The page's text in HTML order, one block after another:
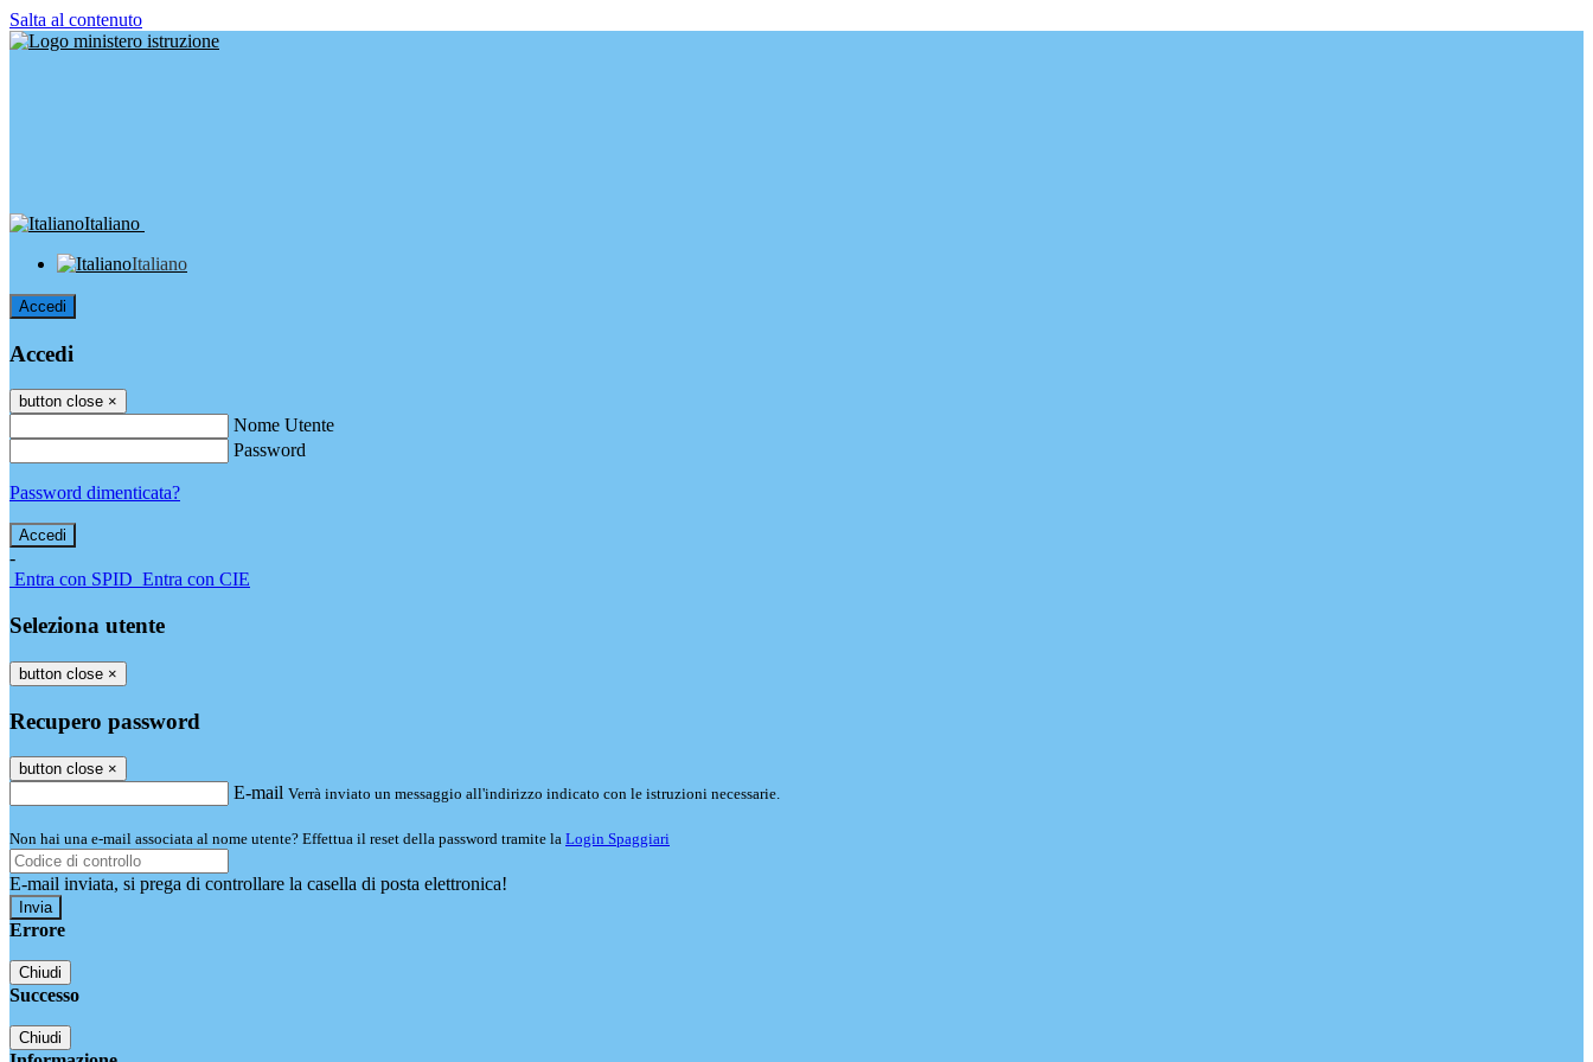
Salta al contenuto
Italiano
Italiano
Accedi
Accedi
button close ×
Nome Utente
Password
Password dimenticata?
-
Entra con SPID Entra con CIE
Seleziona utente
button close ×
Recupero password
button close ×
E-mail Verrà inviato un messaggio all'indirizzo indicato con le istruzioni necessarie.
Non hai una e-mail associata al nome utente? Effettua il reset della password tramite la Login Spaggiari
E-mail inviata, si prega di controllare la casella di posta elettronica!
Errore
Chiudi
Successo
Chiudi